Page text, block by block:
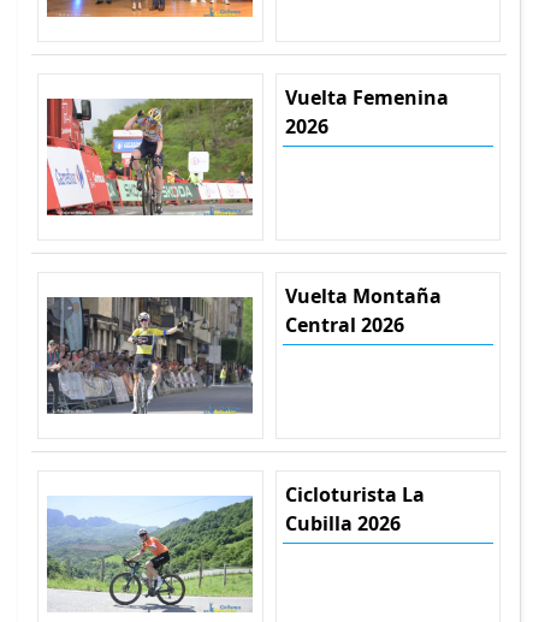
Vuelta Femenina
2026
Vuelta Montaña
Central 2026
Cicloturista La
Cubilla 2026